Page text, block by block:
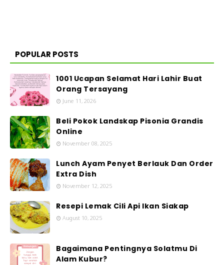
POPULAR POSTS
1001 Ucapan Selamat Hari Lahir Buat
Orang Tersayang
June 11, 2026
Beli Pokok Landskap Pisonia Grandis
Online
November 08, 2025
Lunch Ayam Penyet Berlauk Dan Order
Extra Dish
November 12, 2025
Resepi Lemak Cili Api Ikan Siakap
August 10, 2025
Bagaimana Pentingnya Solatmu Di
Alam Kubur?